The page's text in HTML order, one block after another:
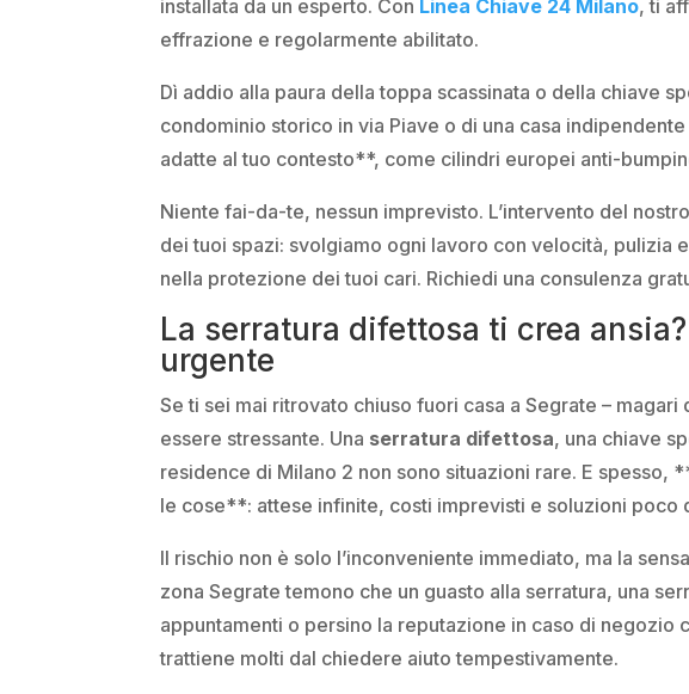
installata da un esperto. Con Linea Chiave 24 Milano, ti
effrazione e regolarmente abilitato.
Dì addio alla paura della toppa scassinata o della chiave
condominio storico in via Piave o di una casa
adatte al tuo contesto**, come cilindri europei anti-
Niente fai-da-te, nessun imprevisto. L’intervento del
dei tuoi spazi: svolgiamo ogni lavoro con velocità,
nella protezione dei tuoi cari. Richiedi una consulenza
La serratura difettosa ti crea
urgente
Se ti sei mai ritrovato chiuso fuori casa a Segrate –
essere stressante. Una serratura difettosa, una chiave
residence di Milano 2 non sono situazioni rare. E
le cose**: attese infinite, costi imprevisti e soluzioni poco
Il rischio non è solo l’inconveniente immediato, ma la
zona Segrate temono che un guasto alla serratura, una
appuntamenti o persino la reputazione in caso di negozio
trattiene molti dal chiedere aiuto tempestivamente.